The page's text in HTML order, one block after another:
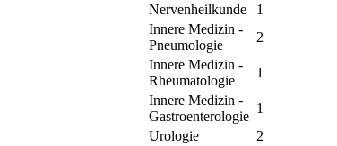
Nervenheilkunde
1
Innere Medizin -
Pneumologie
2
Innere Medizin -
Rheumatologie
1
Innere Medizin -
Gastroenterologie
1
Urologie
2